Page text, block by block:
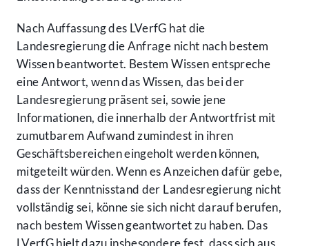
Nach Auffassung des LVerfG hat die
Landesregierung die Anfrage nicht nach bestem
Wissen beantwortet. Bestem Wissen entspreche
eine Antwort, wenn das Wissen, das bei der
Landesregierung präsent sei, sowie jene
Informationen, die innerhalb der Antwortfrist mit
zumutbarem Aufwand zumindest in ihren
Geschäftsbereichen eingeholt werden können,
mitgeteilt würden. Wenn es Anzeichen dafür gebe,
dass der Kenntnisstand der Landesregierung nicht
vollständig sei, könne sie sich nicht darauf berufen,
nach bestem Wissen geantwortet zu haben. Das
LVerfG hielt dazu insbesondere fest, dass sich aus